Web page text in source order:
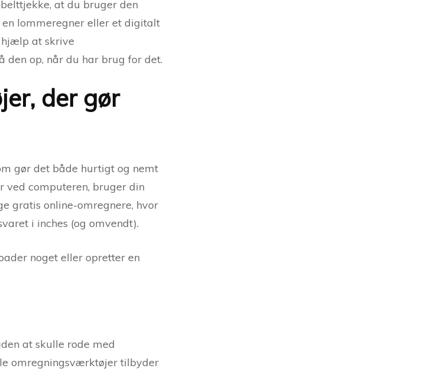
at du bruger den
lommeregner eller et digitalt
at skrive
den op, når du har brug for det.
der gør
gør det både hurtigt og nemt
ved computeren, bruger din
gratis online-omregnere, hvor
i inches (og omvendt).
noget eller opretter en
at skulle rode med
omregningsværktøjer tilbyder